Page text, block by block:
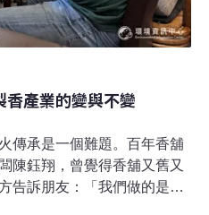
香產業的變與不變
傳承是一個難題。百年香舖
陳鈺翔，曾覺得香舖又舊又
告訴朋友：「我們做的是行